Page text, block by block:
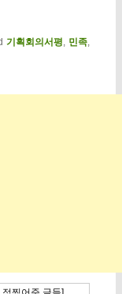
기획회의서평, 민족,